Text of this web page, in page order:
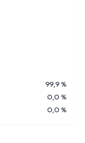
99,9 %
0,0 %
0,0 %